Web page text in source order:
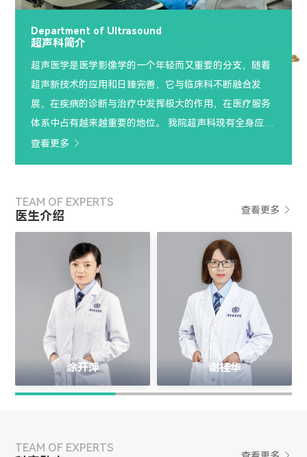
Department of Ultrasound
超声科简介
超声医学是医学影像学的一个年轻而又重要的分支，随着
超声新技术的应用和日臻完善，它与临床科不断融合发
展，在疾病的诊断与治疗中发挥极大的作用，在医疗服务
体系中占有越来越重要的地位。 我院超声科现有全身应用
型彩色多普勒超声诊断仪9台（其中GE LOGIQ-E11 1台，
查看更多 
TEAM OF EXPERTS
医生介绍 查看更多 
涂开萍 谢桂华
TEAM OF EXPERTS